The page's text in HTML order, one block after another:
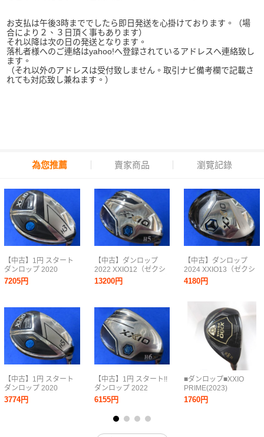
お支払は午後3時まででしたら即日発送を心掛けております。（場
合により２、３日頂く事もあります）
それ以降は次の日の発送となります。
落札者様へのご連絡はyahoo!へ登録されているアドレスへ連絡致し
ます。
（それ以外のアドレスは受付致しません。取引ナビ備考欄で記載さ
れても対応致し兼ねます。）
為您推薦 賣家商品 瀏覽記錄
【中古】1円 スタート
ダンロップ 2020
XXIO11（ゼクシオイレ
ブン）ハイブリッド/ユ
MP1100
7205円
【中古】1円 スタート
ダンロップ 2020
XXIO11（ゼクシオイレ
ブン）ハイブリッド/ユ
3774円
【中古】ダンロップ
2022 XXIO12（ゼクシ
オ トゥエルブ）ハイブ
リッド/ユーティリティ
13200円
【中古】1円 スタート!!
ダンロップ 2022
XXIO12（ゼクシオ ト
ゥエルブ）ハイブリッ
ド/ユーティリティ ネイ
ビー H6（26°）【R】
MP1200
6155円
【中古】ダンロップ
2024 XXIO13（ゼクシ
オ サーティーン）ハイ
ブリッド/ユーティリテ
MP1300
4180円
■ダンロップ■XXIO
PRIME(2023)
H8■8U■R2■XXIO
SP1200(UT)■中古■1円
1760円